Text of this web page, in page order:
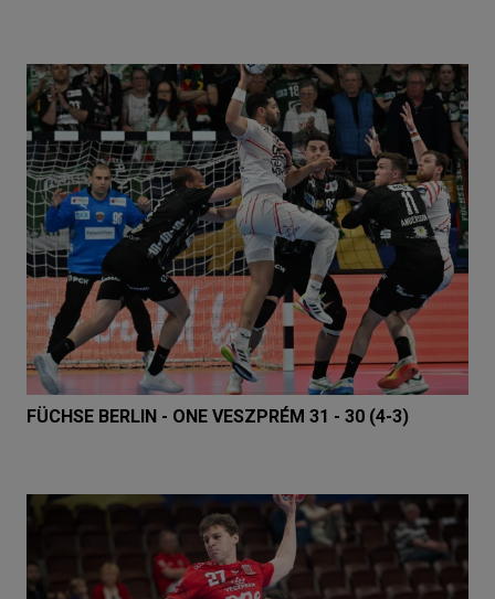
FÜCHSE BERLIN - ONE VESZPRÉM 31 - 30 (4-3)